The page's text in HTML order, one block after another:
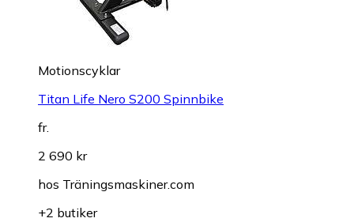
Motionscyklar
Titan Life Nero S200 Spinnbike
fr.
2 690 kr
hos Träningsmaskiner.com
+2 butiker